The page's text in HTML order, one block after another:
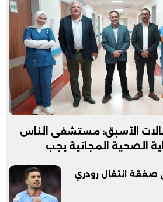
الأسبق: مستشفى الناس
الصحية المجانية يجب
صفقة انتقال رودري